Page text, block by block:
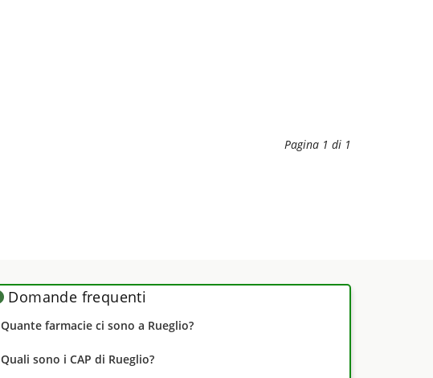
Pagina 1 di 1
Domande frequenti
Quante farmacie ci sono a Rueglio?
Quali sono i CAP di Rueglio?